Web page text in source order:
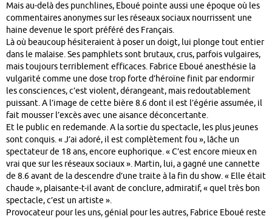
Mais au-delà des punchlines, Eboué pointe aussi une époque où les
commentaires anonymes sur les réseaux sociaux nourrissent une
haine devenue le sport préféré des Français.
Là où beaucoup hésiteraient à poser un doigt, lui plonge tout entier
dans le malaise. Ses pamphlets sont brutaux, crus, parfois vulgaires,
mais toujours terriblement efficaces. Fabrice Eboué anesthésie la
vulgarité comme une dose trop forte d’héroïne finit par endormir
les consciences, c’est violent, dérangeant, mais redoutablement
puissant. A l’image de cette bière 8.6 dont il est l’égérie assumée, il
fait mousser l’excès avec une aisance déconcertante.
Et le public en redemande. A la sortie du spectacle, les plus jeunes
sont conquis. « J’ai adoré, il est complètement fou », lâche un
spectateur de 18 ans, encore euphorique. « C’est encore mieux en
vrai que sur les réseaux sociaux ». Martin, lui, a gagné une cannette
de 8.6 avant de la descendre d’une traite à la fin du show. « Elle était
chaude », plaisante-t-il avant de conclure, admiratif, « quel très bon
spectacle, c’est un artiste ».
Provocateur pour les uns, génial pour les autres, Fabrice Eboué reste